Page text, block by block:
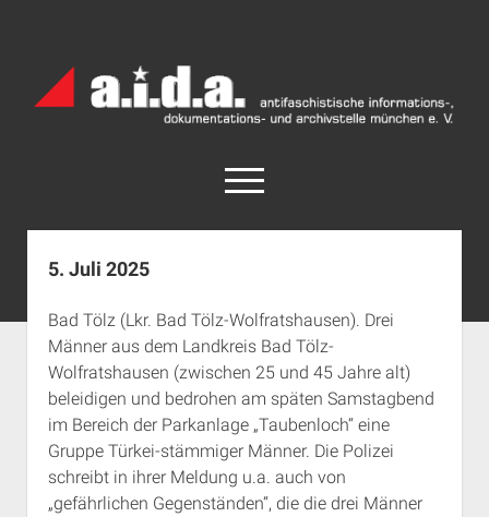
Archiv
München
open
menu
facebook
rss info@aida-archiv.de
Aktuelles
Termine
open
dropdown
menu
Antifaschistische Termine im Süden
Antifaschistische Termine in München
Rechte Termine im Süden
Rechte Termine München
Chronologie
Das Archiv
open
dropdown
menu
a.i.d.a. e. V. unterstützen
Über a.i.d.a.
Impressum
5. Juli 2025
Bad Tölz (Lkr. Bad Tölz-Wolfratshausen). Drei
Männer aus dem Landkreis Bad Tölz-
Wolfratshausen (zwischen 25 und 45 Jahre alt)
beleidigen und bedrohen am späten Samstagbend
im Bereich der Parkanlage „Taubenloch“ eine
Gruppe Türkei-stämmiger Männer. Die Polizei
schreibt in ihrer Meldung u.a. auch von
„gefährlichen Gegenständen“, die die drei Männer